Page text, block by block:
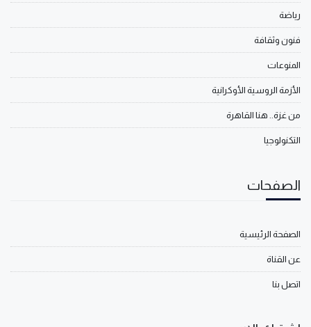
رياضة
فنون وثقافة
المنوعات
الأزمة الروسية الأوكرانية
من غزة.. هنا القاهرة
التكنولوجيا
الصفحات
الصفحة الرئيسية
عن القناة
اتصل بنا